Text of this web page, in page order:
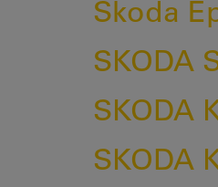
Skoda
SKODA
SKODA
SKODA